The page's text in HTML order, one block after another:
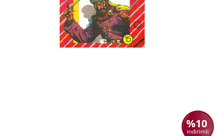
%10
indirimli